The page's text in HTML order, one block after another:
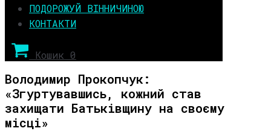
ПОДОРОЖУЙ ВІННИЧИНОЮ
КОНТАКТИ
Кошик 0
Володимир Прокопчук:
«Згуртувавшись, кожний став
захищати Батьківщину на своєму
місці»